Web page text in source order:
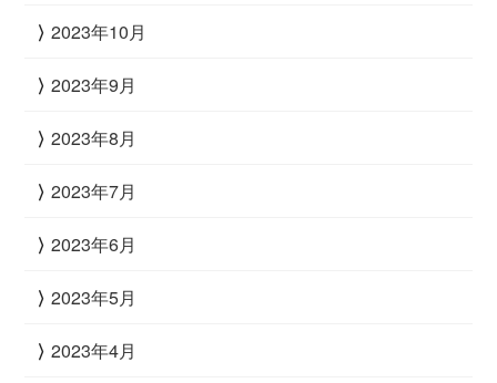
2023年10月
2023年9月
2023年8月
2023年7月
2023年6月
2023年5月
2023年4月